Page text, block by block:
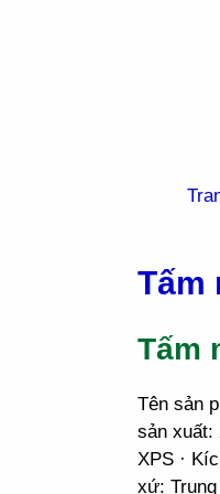
Tấm
Tấm
Tên sản
sản xuất:
XPS ·
xứ: Trung